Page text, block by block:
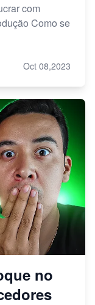
com
Como se
Oct 08,2023
no